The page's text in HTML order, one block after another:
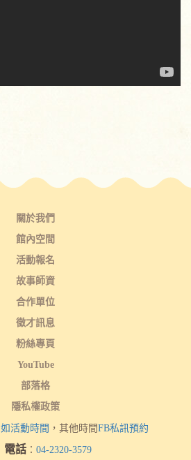
關於我們
館內空間
活動報名
故事師資
合作單位
徵才訊息
粉絲專頁
YouTube
部落格
隱私權政策
如活動時間 ，其他時間FB私訊預約
電話： 04-2320-3579